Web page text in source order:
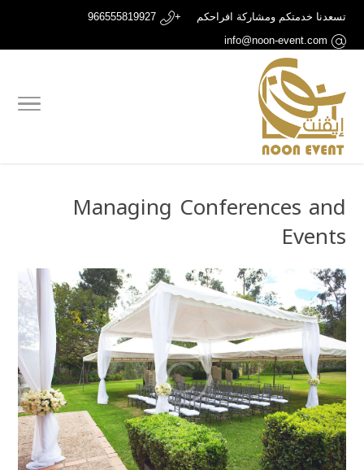
تسعدنا خدمتكم ومشاركة افراحكم
+966555819927
info@noon-event.com
Managing Conferences and
Events